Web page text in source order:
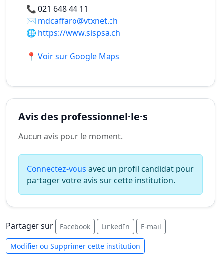
📞 021 648 44 11
✉️ mdcaffaro@vtxnet.ch
🌐 https://www.sispsa.ch
📍 Voir sur Google Maps
Avis des professionnel·le·s
Aucun avis pour le moment.
Connectez-vous avec un profil candidat pour
partager votre avis sur cette institution.
Partager sur Facebook LinkedIn E-mail
Modifier ou Supprimer cette institution